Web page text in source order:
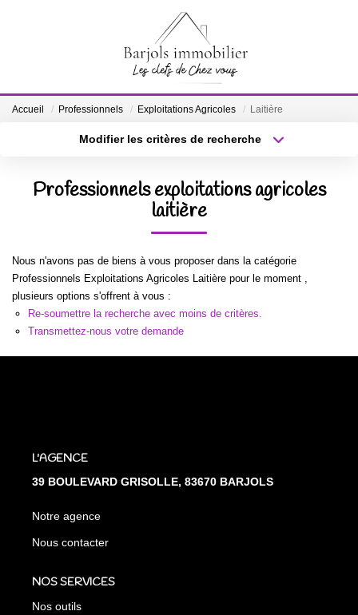
ACCUEIL
NOTRE ÉQUIPE
CONTACT
Accueil Professionnels Exploitations Agricoles Laitière
Modifier les critères de recherche
Budget max
Professionnels exploitations agricoles
laitière
Nous n'avons pas de biens à vous proposer dans la catégorie
Professionnels Exploitations Agricoles Laitière pour le moment ,
plusieurs options s'offrent à vous :
Re-soumettre la recherche avec moins de critères.
Transmettez-nous votre demande
L'AGENCE
39 BOULEVARD GRISOLLE, 83670 BARJOLS
Notre agence
Nous contacter
NOS SERVICES
Nos outils